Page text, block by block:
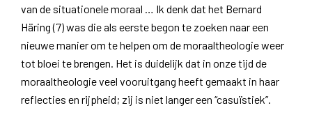
van de situationele moraal … Ik denk dat het Bernard
Häring (7) was die als eerste begon te zoeken naar een
nieuwe manier om te helpen om de moraaltheologie weer
tot bloei te brengen. Het is duidelijk dat in onze tijd de
moraaltheologie veel vooruitgang heeft gemaakt in haar
reflecties en rijpheid; zij is niet langer een “casuïstiek”.